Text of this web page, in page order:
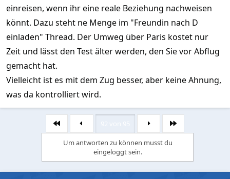
einreisen, wenn ihr eine reale Beziehung nachweisen
könnt. Dazu steht ne Menge im "Freundin nach D
einladen" Thread. Der Umweg über Paris kostet nur
Zeit und lässt den Test älter werden, den Sie vor Abflug
gemacht hat.
Vielleicht ist es mit dem Zug besser, aber keine Ahnung,
was da kontrolliert wird.
Erste
Letzte
Um antworten zu können musst du
eingeloggt sein.